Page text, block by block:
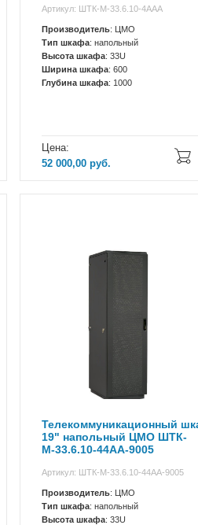
Артикул: ШТК-М-33.6.10-4ААА
Производитель: ЦМО
Тип шкафа: напольный
Высота шкафа: 33U
Ширина шкафа: 600
Глубина шкафа: 1000
Цена:
52 000,00руб.
Телекоммуникационный
19" напольный ЦМО ШТК-
М-33.6.10-44АА-9005
Артикул: ШТК-М-33.6.10-44АА-9005
Производитель: ЦМО
Тип шкафа: напольный
Высота шкафа: 33U